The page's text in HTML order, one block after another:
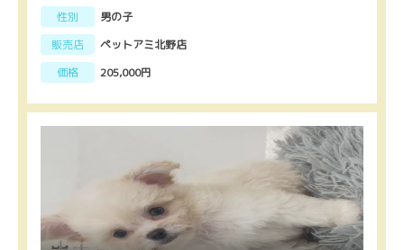
性別
男の子
販売店
ペットアミ北野店
価格
205,000円